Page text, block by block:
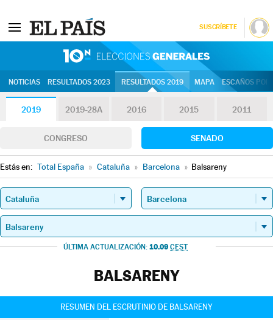
SUSCRÍBETE
NOTICIAS RESULTADOS 2023 RESULTADOS 2019 MAPA ESCAÑOS
2019 2019-28A 2016 2015 2011
CONGRESO SENADO
Estás en: Total España » Cataluña » Barcelona » Balsareny
ÚLTIMA ACTUALIZACIÓN: 10.09 CEST
BALSARENY
RESUMEN DEL ESCRUTINIO DE BALSARENY